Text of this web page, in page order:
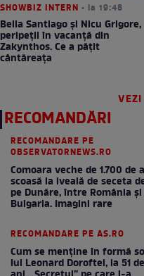
SHOWBIZ INTERN • la 19:48
Bella Santiago și Nicu Grigore,
peripeții în vacanță din
Zakynthos. Ce a pățit
cântăreața
RECOMANDĂRI
RECOMANDARE PE
OBSERVATORNEWS.RO
Comoara veche de 1.700 de
scoasă la iveală de seceta
pe Dunăre, între România şi
Bulgaria. Imagini rare
RECOMANDARE PE AS.RO
Cum se menţine în formă
lui Leonard Doroftei, la 51 de